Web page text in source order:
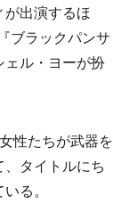
出演するほ
ブラックパンサ
ル・ヨーが扮
性たちが武器を
タイトルにち
る。